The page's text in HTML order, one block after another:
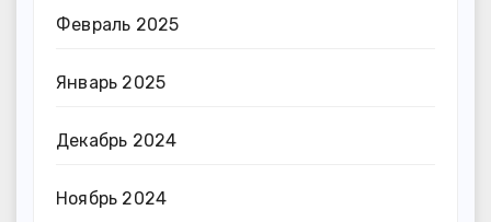
Февраль 2025
Январь 2025
Декабрь 2024
Ноябрь 2024